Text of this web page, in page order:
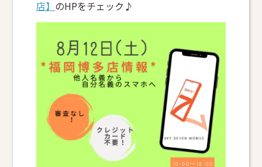
店】 のHPをチェック♪